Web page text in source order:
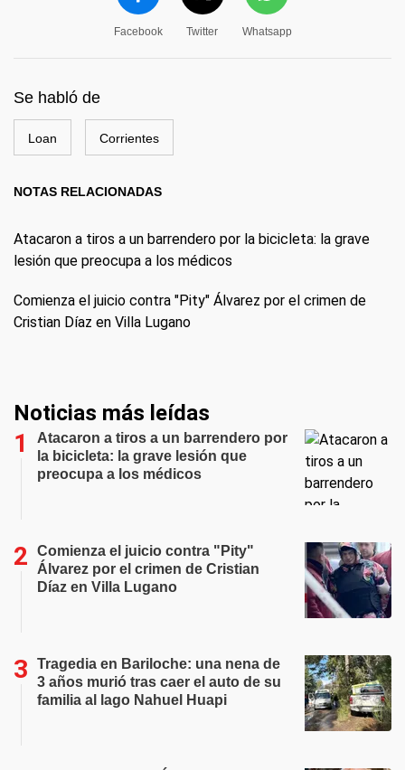
Facebook Twitter Whatsapp
Se habló de
Loan Corrientes
NOTAS RELACIONADAS
Atacaron a tiros a un barrendero por la bicicleta: la grave
lesión que preocupa a los médicos
Comienza el juicio contra "Pity" Álvarez por el crimen de
Cristian Díaz en Villa Lugano
Noticias más leídas
Atacaron a tiros a un barrendero por
la bicicleta: la grave lesión que
preocupa a los médicos
Comienza el juicio contra "Pity"
Álvarez por el crimen de Cristian
Díaz en Villa Lugano
Tragedia en Bariloche: una nena de
3 años murió tras caer el auto de su
familia al lago Nahuel Huapi